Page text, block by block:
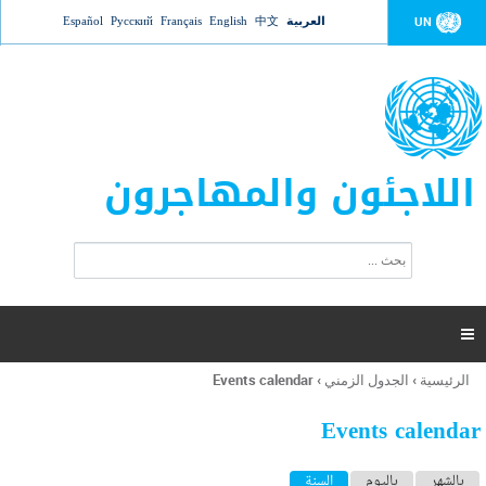
Jump to navigation UN العربية 中文
English
Français
Русский
Español
اللاجئون والمهاجرون
ت
ر
ل
ح
ب

أنت
هنا
الرئيسية › الجدول الزمني ›
Events calendar
Events calendar